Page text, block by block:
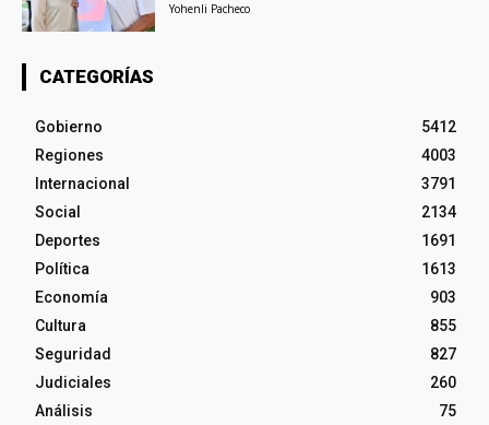
Yohenli Pacheco
CATEGORÍAS
Gobierno
5412
Regiones
4003
Internacional
3791
Social
2134
Deportes
1691
Política
1613
Economía
903
Cultura
855
Seguridad
827
Judiciales
260
Análisis
75